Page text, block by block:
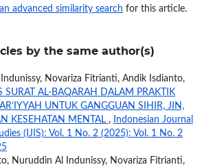
advanced similarity search for this article.
by the same author(s)
Novariza Fitrianti, Andik Isdianto,
SURAT AL-BAQARAH DALAM PRAKTIK
UNTUK GANGGUAN SIHIR, JIN,
KESEHATAN MENTAL ,
Indonesian Journal
(IJIS): Vol. 1 No. 2 (2025): Vol. 1 No. 2
Nuruddin Al Indunissy, Novariza Fitrianti,